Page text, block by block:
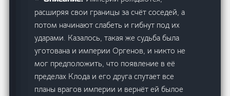
расширяя свои границы за счёт соседей, а
потом начинают слабеть и гибнут под их
ударами. Казалось, такая же судьба была
уготована и империи Оргенов, и никто не
мог предположить, что появление в её
пределах Клода и его друга спутает все
планы врагов империи и вернёт ей былое